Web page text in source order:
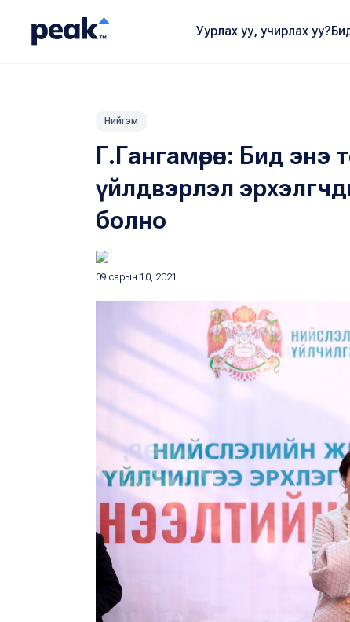
Уурлах уу, учирлах уу?
Нийгэм
Г.Гангамөрөн: Бид энэ
үйлдвэрлэл
болно
09 сарын 10, 2021